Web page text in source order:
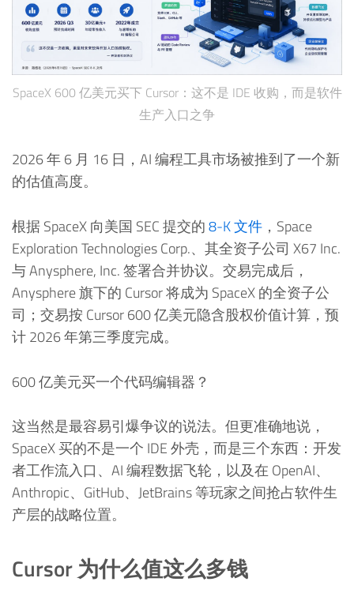
SpaceX 600 亿美元买下 Cursor：这不是 IDE 收购，而是软件
生产入口之争
2026 年 6 月 16 日，AI 编程工具市场被推到了一个新
的估值高度。
根据 SpaceX 向美国 SEC 提交的8-K 文件 ，Space
Exploration Technologies Corp.、其全资子公司 X67 Inc.
与 Anysphere, Inc. 签署合并协议。交易完成后，
Anysphere 旗下的 Cursor 将成为 SpaceX 的全资子公
司；交易按 Cursor 600 亿美元隐含股权价值计算，预
计 2026 年第三季度完成。
600 亿美元买一个代码编辑器？
这当然是最容易引爆争议的说法。但更准确地说，
SpaceX 买的不是一个 IDE 外壳，而是三个东西：开发
者工作流入口、AI 编程数据飞轮，以及在 OpenAI、
Anthropic、GitHub、JetBrains 等玩家之间抢占软件生
产层的战略位置。
Cursor 为什么值这么多钱